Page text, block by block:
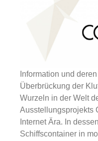
Information und
Überbrückung der
Wurzeln in der Welt
Ausstellungsprojekts
Internet Ära. In
Schiffscontainer in